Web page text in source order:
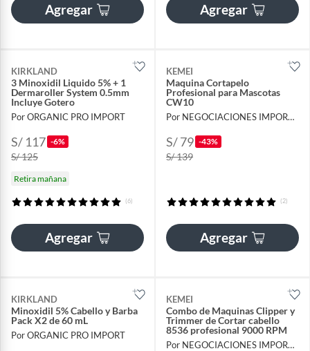
Agregar Agregar
KIRKLAND
3 Minoxidil Liquido 5% + 1
Dermaroller System 0.5mm
Incluye Gotero
Por ORGANIC PRO IMPORT
S/ 117 -6%
S/ 125
Retira mañana
(6)
Agregar
KEMEI
Maquina Cortapelo
Profesional para Mascotas
CW10
Por NEGOCIACIONES IMPORT UC18
S/ 79 -43%
S/ 139
(2)
Agregar
KIRKLAND
Minoxidil 5% Cabello y Barba
Pack X2 de 60 mL
Por ORGANIC PRO IMPORT
KEMEI
Combo de Maquinas Clipper y
Trimmer de Cortar cabello
8536 profesional 9000 RPM
Por NEGOCIACIONES IMPORT UC18